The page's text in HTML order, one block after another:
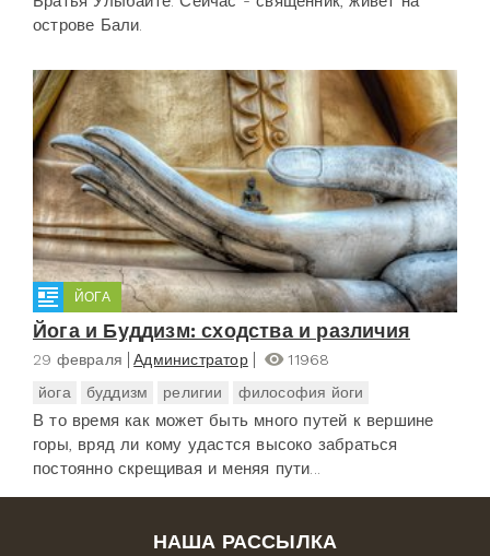
острове Бали.
ЙОГА
Йога и Буддизм: сходства и различия
29 февраля Администратор
11968
йога
буддизм религии философия йоги
В то время как может быть много путей к вершине
горы, вряд ли кому удастся высоко забраться
постоянно скрещивая и меняя пути...
НАША РАССЫЛКА